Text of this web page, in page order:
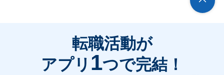
転職活動が
アプリ 1つで完結！